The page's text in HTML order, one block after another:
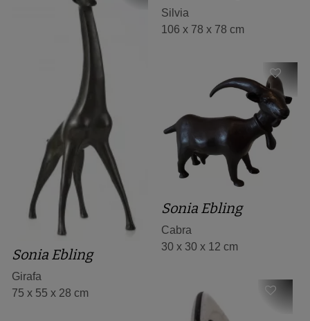
Silvia
106 x 78 x 78 cm
Sonia Ebling
Girafa
75 x 55 x 28 cm
Sonia Ebling
Cabra
30 x 30 x 12 cm